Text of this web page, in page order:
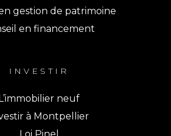
gestion de patrimoine
en financement
INVESTIR
L’immobilier neuf
à Montpellier